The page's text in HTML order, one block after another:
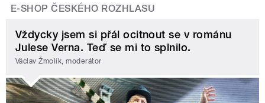
E-SHOP ČESKÉHO ROZHLASU
Vždycky jsem si přál ocitnout se v románu
Julese Verna. Teď se mi to splnilo.
Václav Žmolík, moderátor